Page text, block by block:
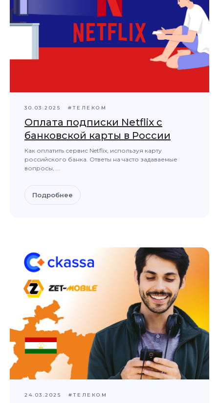
30.03.2025 #ТЕЛЕКОМ
Оплата подписки Netflix с
банковской карты в России
Как оплатить сервис Netflix, используя карту
российского банка. Ответы на часто задаваемые
вопросы, ...
Подробнее
24.03.2025 #ТЕЛЕКОМ